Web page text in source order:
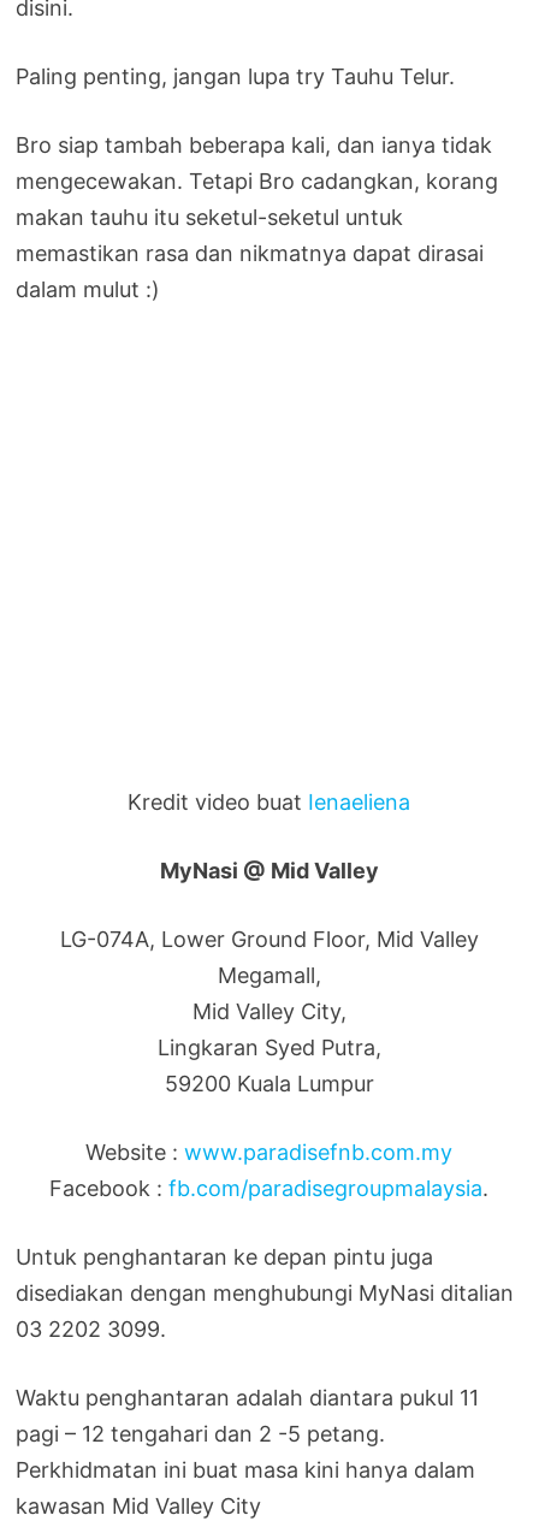
disini.
Paling penting, jangan lupa try Tauhu Telur.
Bro siap tambah beberapa kali, dan ianya tidak
mengecewakan. Tetapi Bro cadangkan, korang
makan tauhu itu seketul-seketul untuk
memastikan rasa dan nikmatnya dapat dirasai
dalam mulut :)
Kredit video buat Ienaeliena
MyNasi @ Mid Valley
LG-074A, Lower Ground Floor, Mid Valley
Megamall,
Mid Valley City,
Lingkaran Syed Putra,
59200 Kuala Lumpur
Website :www.paradisefnb.com.my
Facebook :fb.com/paradisegroupmalaysia.
Untuk penghantaran ke depan pintu juga
disediakan dengan menghubungi MyNasi ditalian
03 2202 3099.
Waktu penghantaran adalah diantara pukul 11
pagi – 12 tengahari dan 2 -5 petang.
Perkhidmatan ini buat masa kini hanya dalam
kawasan Mid Valley City